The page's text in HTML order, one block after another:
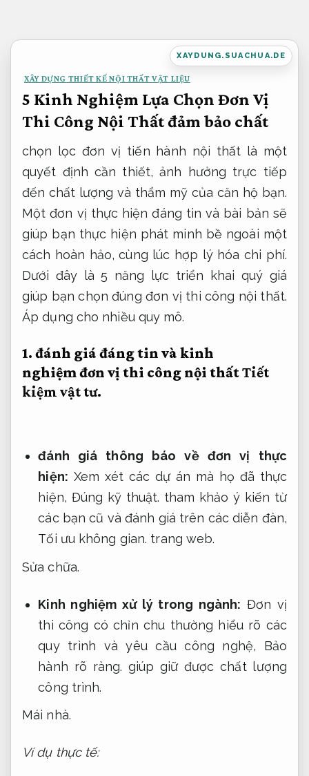
nội
XAYDUNG.SUACHUA.DE
XÂY DỰNG THIẾT KẾ NỘI THẤT VẬT LIỆU
5 Kinh Nghiệm Lựa Chọn Đơn Vị
Thi Công Nội Thất đảm bảo chất
chọn lọc đơn vị tiến hành nội thất là một
quyết định cần thiết, ảnh hưởng trực tiếp
đến chất lượng và thẩm mỹ của căn hộ bạn.
Một đơn vị thực hiện đáng tin và bài bản sẽ
giúp bạn thực hiện phát minh bề ngoài một
cách hoàn hảo, cùng lúc hợp lý hóa chi phí.
Dưới đây là 5 năng lực triển khai quý giá
giúp bạn chọn đúng đơn vị thi công nội thất.
Áp dụng cho nhiều quy mô.
1. đánh giá đáng tin và kinh
nghiệmđơn vị thi công nội thấtTiết
kiệm vật tư.
đánh giá thông báo về đơn vị thực
hiện: Xem xét các dự án mà họ đã thực
hiện, Đúng kỹ thuật. tham khảo ý kiến từ
các bạn cũ và đánh giá trên các diễn đàn,
Tối ưu không gian. trang web.
Sửa chữa.
Kinh nghiệm xử lý trong ngành: Đơn vị
thi công có chỉn chu thường hiểu rõ các
quy trình và yêu cầu công nghệ, Bảo
hành rõ ràng. giúp giữ được chất lượng
công trình.
Mái nhà.
Ví dụ thực tế: